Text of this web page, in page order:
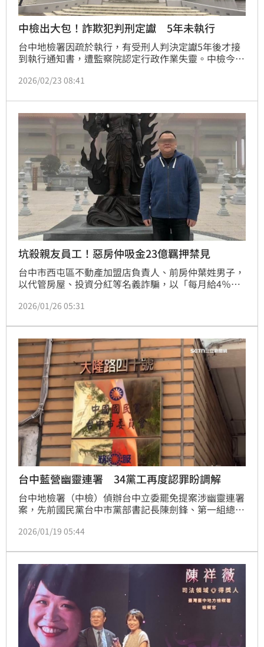
中檢出大包！詐欺犯判刑定讞 5年未執行
台中地檢署因疏於執行，有受刑人判決定讞5年後才接
到執行通知書，遭監察院認定行政作業失靈。中檢今
強化內控及審核機制。
2026/02/23 08:41
坑殺親友員工！惡房仲吸金23億羈押禁見
台中市西屯區不動產加盟店負責人、前房仲葉姓男子，
以代管房屋、投資分紅等名義詐騙，以「每月給4％利
話術誘騙投資人，6年內大量吸金高達23億827萬元。
即遭警方逮捕，聲押禁見獲准，今(26)日台中地檢署以
違反銀行法、詐欺、偽文、偽造有價證券等罪嫌起訴，
建請加重其刑，以昭懲儆，法院同時也裁定持續羈押禁
見。
2026/01/26 05:31
台中藍營幽靈連署 34黨工再度認罪盼調解
台中地檢署（中檢）偵辦台中立委罷免提案涉幽靈連署
案，先前國民黨台中市黨部書記長陳劍鋒、第一組總幹
再開準備程序庭，庭上34名遭起訴者再度全數認罪，並
2026/01/19 05:44